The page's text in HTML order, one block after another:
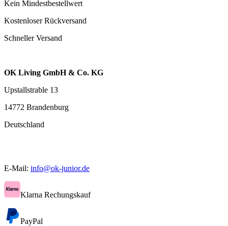
Kein Mindestbestellwert
Kostenloser Rückversand
Schneller Versand
OK Living GmbH & Co. KG
Upstallstrable 13
14772 Brandenburg
Deutschland
E-Mail: info@ok-junior.de
Klarna Rechungskauf
PayPal